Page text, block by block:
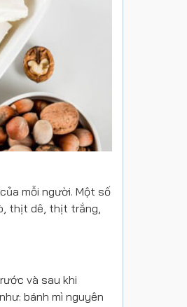
mỗi người. Một số
thịt dê, thịt trắng,
và sau khi
bánh mì nguyên